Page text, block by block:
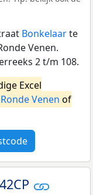
Bonkelaarte
Venen.
2 t/m 108.
Excel
Venen of